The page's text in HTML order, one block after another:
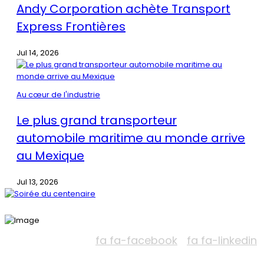
Andy Corporation achète Transport
Express Frontières
Jul 14, 2026
Au cœur de l'industrie
Le plus grand transporteur
automobile maritime au monde arrive
au Mexique
Jul 13, 2026
fa fa-facebook fa fa-linkedin